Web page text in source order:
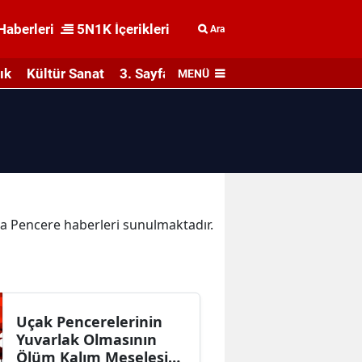
5N1K İçerikleri Ara
Kültür Sanat 3. Sayfa MENÜ
Pencere haberleri sunulmaktadır.
Uçak Pencerelerinin
Yuvarlak Olmasının
Ölüm Kalım Meselesi